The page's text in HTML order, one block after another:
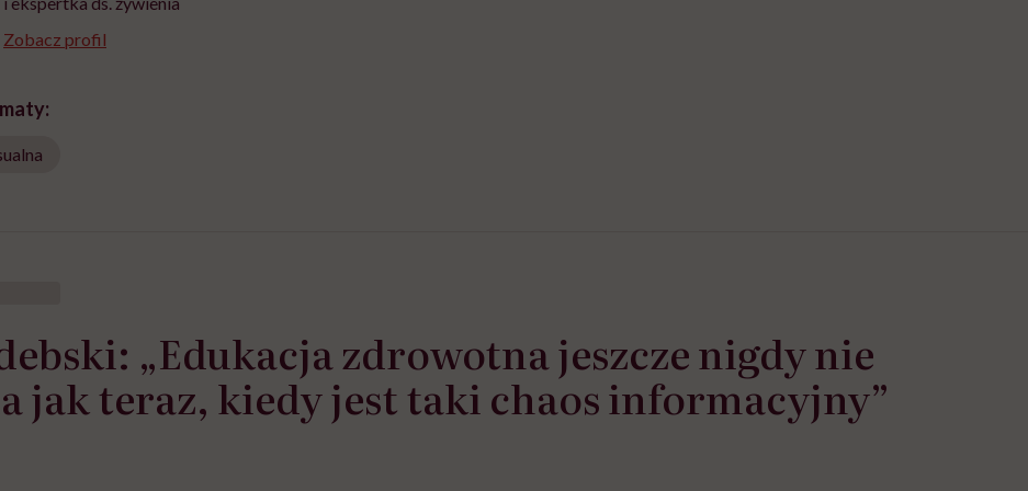
Zobacz profil
„Edukacja zdrowotna jeszcze nigdy nie
jak teraz, kiedy jest taki chaos informacyjny”